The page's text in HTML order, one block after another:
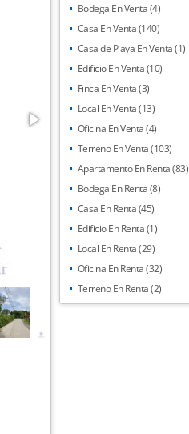
Bodega En Venta (4)
Casa En Venta (140)
Casa de Playa En Venta (1)
Edificio En Venta (10)
Finca En Venta (3)
Local En Venta (13)
Oficina En Venta (4)
Terreno En Venta (103)
Apartamento En Renta (83)
Bodega En Renta (8)
Casa En Renta (45)
Edificio En Renta (1)
Local En Renta (29)
Oficina En Renta (32)
Terreno En Renta (2)